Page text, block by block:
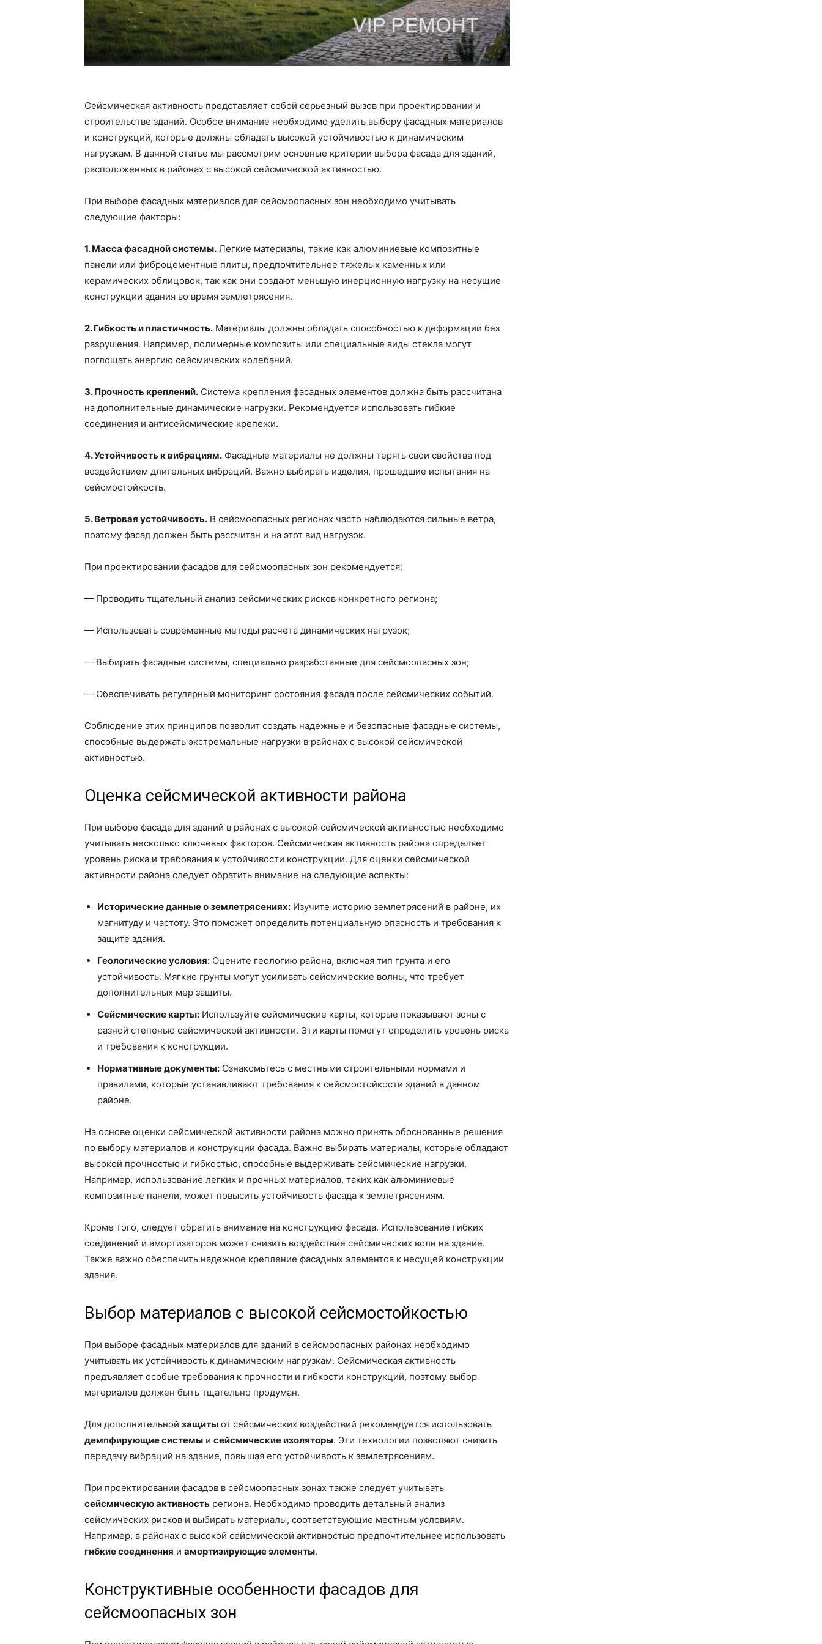
Сейсмическая активность представляет собой серьезный вызов при проектировании и
строительстве зданий. Особое внимание необходимо уделить выбору фасадных материалов
и конструкций, которые должны обладать высокой устойчивостью к динамическим
нагрузкам. В данной статье мы рассмотрим основные критерии выбора фасада для зданий,
расположенных в районах с высокой сейсмической активностью.
При выборе фасадных материалов для сейсмоопасных зон необходимо учитывать
следующие факторы:
1. Масса фасадной системы. Легкие материалы, такие как алюминиевые композитные
панели или фиброцементные плиты, предпочтительнее тяжелых каменных или
керамических облицовок, так как они создают меньшую инерционную нагрузку на несущие
конструкции здания во время землетрясения.
2. Гибкость и пластичность. Материалы должны обладать способностью к деформации без
разрушения. Например, полимерные композиты или специальные виды стекла могут
поглощать энергию сейсмических колебаний.
3. Прочность креплений. Система крепления фасадных элементов должна быть рассчитана
на дополнительные динамические нагрузки. Рекомендуется использовать гибкие
соединения и антисейсмические крепежи.
4. Устойчивость к вибрациям. Фасадные материалы не должны терять свои свойства под
воздействием длительных вибраций. Важно выбирать изделия, прошедшие испытания на
сейсмостойкость.
5. Ветровая устойчивость. В сейсмоопасных регионах часто наблюдаются сильные ветра,
поэтому фасад должен быть рассчитан и на этот вид нагрузок.
При проектировании фасадов для сейсмоопасных зон рекомендуется:
— Проводить тщательный анализ сейсмических рисков конкретного региона;
— Использовать современные методы расчета динамических нагрузок;
— Выбирать фасадные системы, специально разработанные для сейсмоопасных зон;
— Обеспечивать регулярный мониторинг состояния фасада после сейсмических событий.
Соблюдение этих принципов позволит создать надежные и безопасные фасадные системы,
способные выдержать экстремальные нагрузки в районах с высокой сейсмической
активностью.
Оценка сейсмической активности района
При выборе фасада для зданий в районах с высокой сейсмической активностью необходимо
учитывать несколько ключевых факторов. Сейсмическая активность района определяет
уровень риска и требования к устойчивости конструкции. Для оценки сейсмической
активности района следует обратить внимание на следующие аспекты:
Исторические данные о землетрясениях: Изучите историю землетрясений в районе, их
магнитуду и частоту. Это поможет определить потенциальную опасность и требования к
защите здания.
Геологические условия: Оцените геологию района, включая тип грунта и его
устойчивость. Мягкие грунты могут усиливать сейсмические волны, что требует
дополнительных мер защиты.
Сейсмические карты: Используйте сейсмические карты, которые показывают зоны с
разной степенью сейсмической активности. Эти карты помогут определить уровень риска
и требования к конструкции.
Нормативные документы: Ознакомьтесь с местными строительными нормами и
правилами, которые устанавливают требования к сейсмостойкости зданий в данном
районе.
На основе оценки сейсмической активности района можно принять обоснованные решения
по выбору материалов и конструкции фасада. Важно выбирать материалы, которые обладают
высокой прочностью и гибкостью, способные выдерживать сейсмические нагрузки.
Например, использование легких и прочных материалов, таких как алюминиевые
композитные панели, может повысить устойчивость фасада к землетрясениям.
Кроме того, следует обратить внимание на конструкцию фасада. Использование гибких
соединений и амортизаторов может снизить воздействие сейсмических волн на здание.
Также важно обеспечить надежное крепление фасадных элементов к несущей конструкции
здания.
Выбор материалов с высокой сейсмостойкостью
При выборе фасадных материалов для зданий в сейсмоопасных районах необходимо
учитывать их устойчивость к динамическим нагрузкам. Сейсмическая активность
предъявляет особые требования к прочности и гибкости конструкций, поэтому выбор
материалов должен быть тщательно продуман.
Для дополнительной защиты от сейсмических воздействий рекомендуется использовать
демпфирующие системы и сейсмические изоляторы. Эти технологии позволяют снизить
передачу вибраций на здание, повышая его устойчивость к землетрясениям.
При проектировании фасадов в сейсмоопасных зонах также следует учитывать
сейсмическую активность региона. Необходимо проводить детальный анализ
сейсмических рисков и выбирать материалы, соответствующие местным условиям.
Например, в районах с высокой сейсмической активностью предпочтительнее использовать
гибкие соединения и амортизирующие элементы.
Конструктивные особенности фасадов для
сейсмоопасных зон